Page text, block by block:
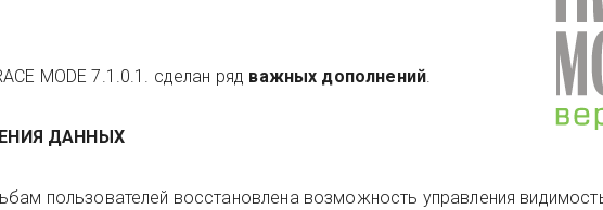
MODE 7.1.0.1. сделан ряд важных дополнений.
ДАННЫХ
пользователей восстановлена возможность управления